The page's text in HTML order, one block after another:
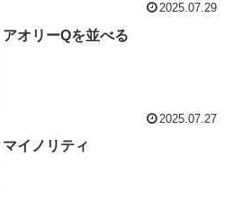
2025.07.29
アオリーQを並べる
2025.07.27
マイノリティ